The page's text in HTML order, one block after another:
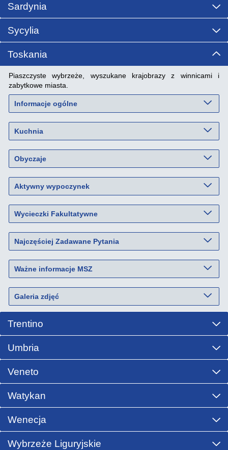
Sardynia
Sycylia
Toskania
Piaszczyste wybrzeże, wyszukane krajobrazy z winnicami i
zabytkowe miasta.
Informacje ogólne
Kuchnia
Obyczaje
Aktywny wypoczynek
Wycieczki Fakultatywne
Najczęściej Zadawane Pytania
Ważne informacje MSZ
Galeria zdjęć
Trentino
Umbria
Veneto
Watykan
Wenecja
Wybrzeże Liguryjskie